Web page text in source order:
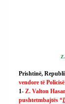
Prishtinë,
vendore të
1- Z. Valton
pushtetmbajtës “